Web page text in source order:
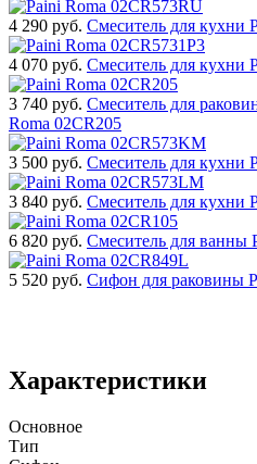
4 290 руб. Смеситель для кухни
4 070 руб. Смеситель для кухни
3 740 руб. Смеситель для
Roma 02CR205
3 500 руб. Смеситель для кухни
3 840 руб. Смеситель для кухни
6 820 руб. Смеситель для ванны
5 520 руб. Сифон для раковины
Характеристики
Основное
Тип